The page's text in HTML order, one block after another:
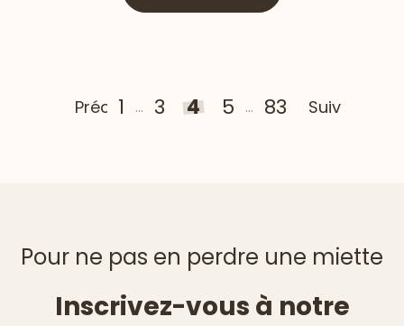
Précedent
1 ... 3 4 5 ... 83 Suivant
Pour ne pas en perdre une miette
Inscrivez-vous à notre